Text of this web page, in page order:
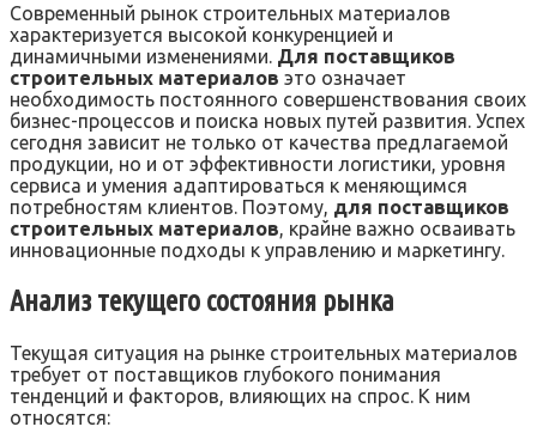
Современный рынок строительных материалов
характеризуется высокой конкуренцией и
динамичными изменениями. Для поставщиков
строительных материалов это означает
необходимость постоянного совершенствования своих
бизнес-процессов и поиска новых путей развития. Успех
сегодня зависит не только от качества предлагаемой
продукции, но и от эффективности логистики, уровня
сервиса и умения адаптироваться к меняющимся
потребностям клиентов. Поэтому, для поставщиков
строительных материалов, крайне важно осваивать
инновационные подходы к управлению и маркетингу.
Анализ текущего состояния рынка
Текущая ситуация на рынке строительных материалов
требует от поставщиков глубокого понимания
тенденций и факторов, влияющих на спрос. К ним
относятся: